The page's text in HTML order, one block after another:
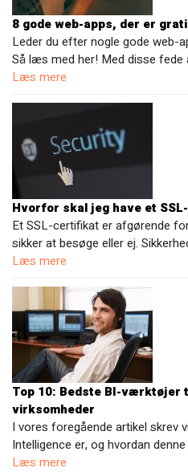
8 gode web-apps, der er
Leder du efter nogle gode web-
Så læs med her! Med disse fede
Læs mere
Hvorfor skal jeg have et
Et SSL-certifikat er afgørende
sikker at besøge eller ej.
Læs mere
Top 10: Bedste BI-værktøjer
virksomheder
I vores foregående artikel skrev
Intelligence er, og hvordan
Læs mere